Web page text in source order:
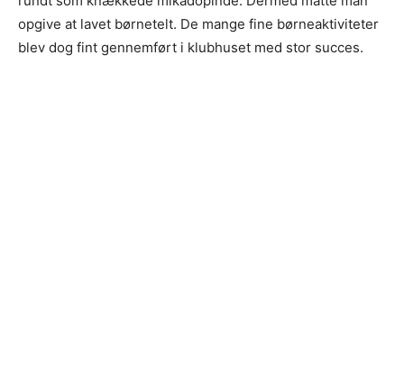
opgive at lavet børnetelt. De mange fine børneaktiviteter
blev dog fint gennemført i klubhuset med stor succes.